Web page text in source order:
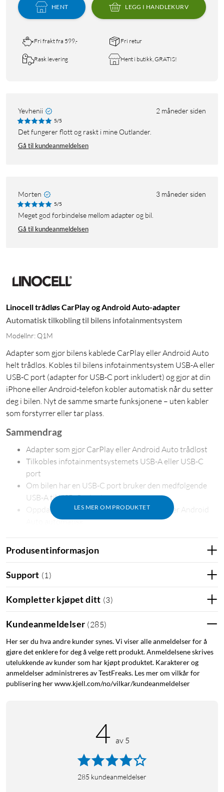
HENT LEGG I HANDLEKURV
Fri frakt fra 599,- Fri retur
Rask levering Hent i butikk, GRATIS!
Yevhenii 2 måneder siden
5/5
Det fungerer flott og raskt i mine Outlander.
Gå til kundeanmeldelsen
Morten 3 måneder siden
5/5
Meget god forbindelse mellom adapter og bil.
Gå til kundeanmeldelsen
Linocell trådløs CarPlay og Android Auto-adapter
Automatisk tilkobling til bilens infotainmentsystem
Modellnr: Q1M
Adapter som gjør bilens kablede CarPlay eller Android Auto
helt trådløs. Kobles til bilens infotainmentsystem USB-A eller
USB-C port (adapter for USB-C port inkludert) og gjør at din
iPhone eller Android-telefon kobler automatisk når du setter
deg i bilen. Nyt de samme smarte funksjonene – uten kabler
som forstyrrer eller tar plass.
LES MER OM PRODUKTET
Sammendrag
Adapter som gjør CarPlay eller Android Auto trådløst
Tilkobles infotainmentsystemets USB-A eller USB-C
port
Om bilen har en USB-C port bruker den medfølgende
USB-A til USB-C adapteren
Oppdager om du bytter mellom CarPlay eller Android
Auto automatisk
når du setter deg i bilen
Auto, og takket være den medfølgende USB-C overgangen
gjenkjenner bilens infotainmentsystem enheten og forbereder
på din iPhone eller Android får du en trådløs og stabil
tilkobling.
Teknologien i adapteret avgjør autoamtisk om bilen skal bruke
rett opplevelse uten problemer.
Kompatibilitet: iPhone 6 eller nyere, iOS 10 eller nyere,
Produsentinformasjon
Support (1 )
Kompletter kjøpet ditt (3)
Kundeanmeldelser (285)
Her ser du hva andre kunder synes. Vi viser alle anmeldelser for å
gjøre det enklere for deg å velge rett produkt. Anmeldelsene skrives
utelukkende av kunder som har kjøpt produktet. Karakterer og
anmeldelser administreres av TestFreaks. Les mer om vilkår for
publisering her www.kjell.com/no/vilkar/kundeanmeldelser
4 av 5
285 kundeanmeldelser